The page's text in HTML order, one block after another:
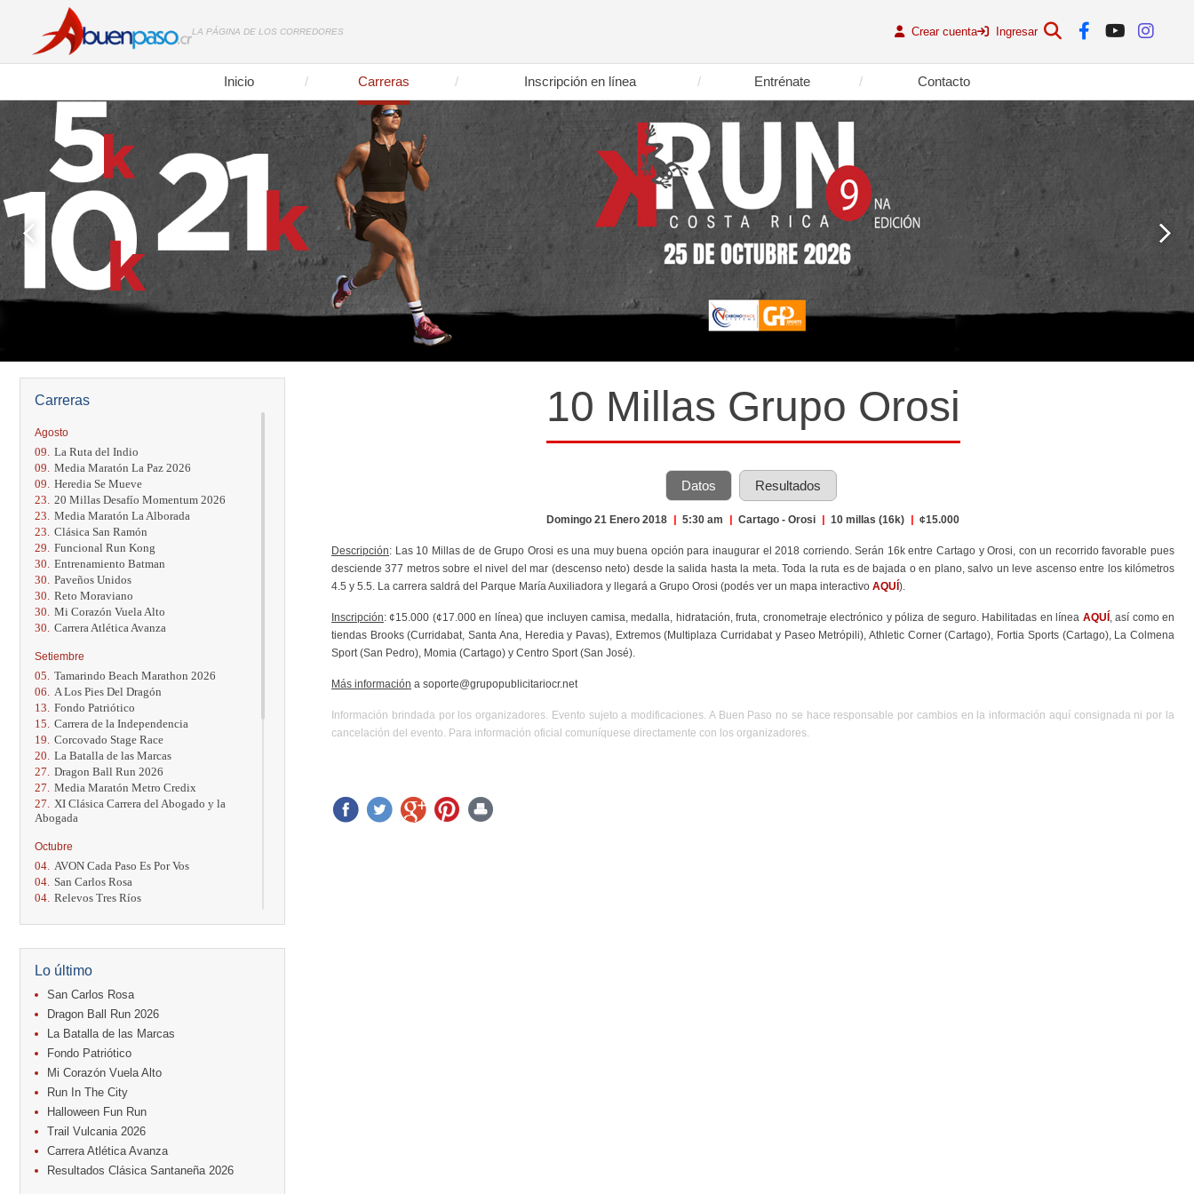
LA PÁGINA DE LOS CORREDORES Crear cuenta Ingresar
Inicio Carreras Inscripción en línea Entrénate Contacto
Carreras
Agosto
09. La Ruta del Indio
09. Media Maratón La Paz 2026
09. Heredia Se Mueve
23. 20 Millas Desafío Momentum 2026
23. Media Maratón La Alborada
23. Clásica San Ramón
29. Funcional Run Kong
30. Entrenamiento Batman
30. Paveños Unidos
30. Reto Moraviano
30. Mi Corazón Vuela Alto
30. Carrera Atlética Avanza
Setiembre
05. Tamarindo Beach Marathon 2026
06.
A Los Pies Del Dragón
13. Fondo Patriótico
15. Carrera de la Independencia
19. Corcovado Stage Race
20. La Batalla de las Marcas
27. Dragon Ball Run 2026
27. Media Maratón Metro Credix
27.
XI Clásica Carrera del Abogado y la
Abogada
Octubre
04. AVON Cada Paso Es Por Vos
04. San Carlos Rosa
04. Relevos Tres Ríos
17. Caribe Paradise Run
Casa Turire Trail Run
18. Warriors Run Circuit
18. Samsung Jacó Beach Half Marathon
2026
KRun by Under Armour
25. Run Alajuela
31. Halloween Fun Run
15. Entre Pan y Rosas
Diciembre
06. Trail Vulcania 2026
Lo último
San Carlos Rosa
Dragon Ball Run 2026
La Batalla de las Marcas
Fondo Patriótico
Mi Corazón Vuela Alto
Run In The City
Halloween Fun Run
Trail Vulcania 2026
Carrera Atlética Avanza
Resultados Clásica Santaneña 2026
10 Millas Grupo Orosi
Datos Resultados
Domingo 21 Enero 2018 | 5:30 am | Cartago - Orosi | 10 millas (16k) | ¢15.000
Descripción: Las 10 Millas de de Grupo Orosi es una muy buena opción para inaugurar el 2018 corriendo. Serán 16k entre Cartago y Orosi, con un recorrido favorable pues
desciende 377 metros sobre el nivel del mar (descenso neto) desde la salida hasta la meta. Toda la ruta es de bajada o en plano, salvo un leve ascenso entre los kilómetros
4.5 y 5.5. La carrera saldrá del Parque María Auxiliadora y llegará a Grupo Orosi (podés ver un mapa interactivo AQUÍ).
Inscripción: ¢15.000 (¢17.000 en línea) que incluyen camisa, medalla, hidratación, fruta, cronometraje electrónico y póliza de seguro. Habilitadas en línea AQUÍ, así como en
tiendas Brooks (Curridabat, Santa Ana, Heredia y Pavas), Extremos (Multiplaza Curridabat y Paseo Metrópili), Athletic Corner (Cartago), Fortia Sports (Cartago), La Colmena
Sport (San Pedro), Momia (Cartago) y Centro Sport (San José).
Más información a soporte@grupopublicitariocr.net
Información brindada por los organizadores. Evento sujeto a modificaciones. A Buen Paso no se hace responsable por cambios en la información aquí consignada ni por la
cancelación del evento. Para información oficial comuníquese directamente con los organizadores.